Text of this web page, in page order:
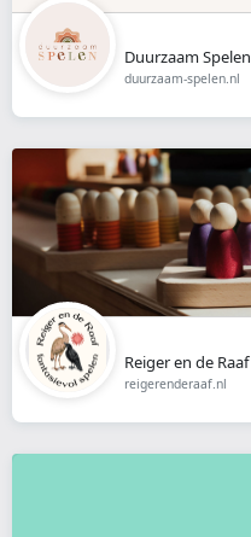
Duurzaam Spelen
duurzaam-spelen.nl
Reiger en de Raaf
reigerenderaaf.nl